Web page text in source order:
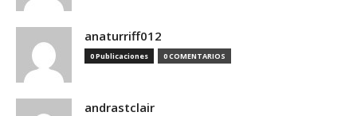
anaturriff012
0 Publicaciones 0 COMENTARIOS
andrastclair